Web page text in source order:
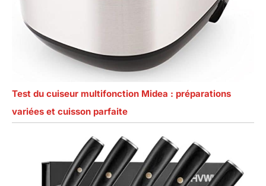
Test du cuiseur multifonction Midea : préparations
variées et cuisson parfaite